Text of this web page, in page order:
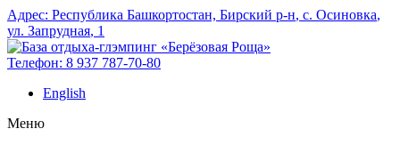
Адрес: Республика Башкортостан, Бирский р‑н, с. Осиновка,
ул. Запрудная, 1
Телефон: 8 937 787-70-80
English
Меню